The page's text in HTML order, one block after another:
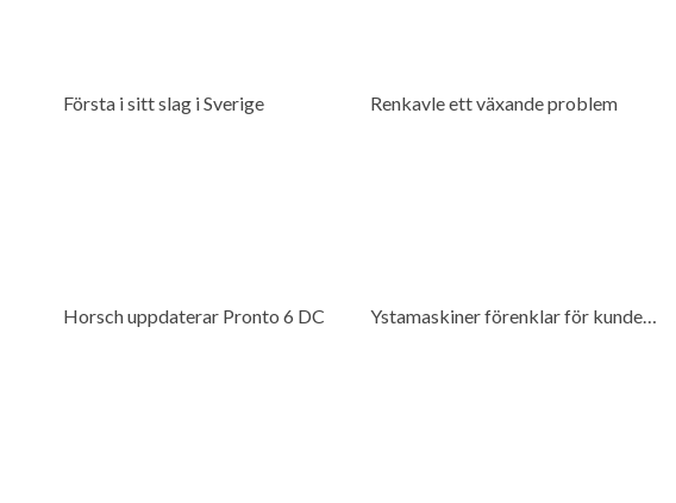
Första i sitt slag i Sverige Renkavle ett växande problem
Horsch uppdaterar Pronto 6 DC Ystamaskiner förenklar för kunderna